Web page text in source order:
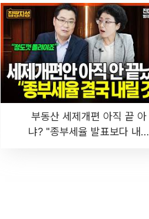
부동산 세제개편 아직 끝 아
냐? "종부세율 발표보다 내릴